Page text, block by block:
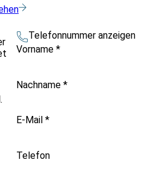
Telefonnummer anzeigen
Vorname *
Nachname *
E-Mail *
Telefon